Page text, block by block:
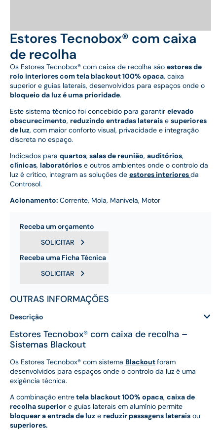
Estores Tecnobox® com caixa
de recolha
Os Estores Tecnobox® com caixa de recolha são estores de
rolo interiores com tela blackout 100% opaca, caixa
superior e guias laterais, desenvolvidos para espaços onde o
bloqueio da luz é uma prioridade.
Este sistema técnico foi concebido para garantir elevado
obscurecimento, reduzindo entradas laterais e superiores
de luz, com maior conforto visual, privacidade e integração
discreta no espaço.
Indicados para quartos, salas de reunião, auditórios,
clínicas, laboratórios e outros ambientes onde o controlo da
luz é crítico, integram as soluções de estores interioresda
Controsol.
Acionamento: Corrente, Mola, Manivela, Motor
Receba um orçamento
SOLICITAR
Receba uma Ficha Técnica
SOLICITAR
OUTRAS INFORMAÇÕES
Descrição
Estores Tecnobox® com caixa de recolha –
Sistemas Blackout
Os Estores Tecnobox® com sistema Blackoutforam
desenvolvidos para espaços onde o controlo da luz é uma
exigência técnica.
A combinação entretela blackout 100% opaca, caixa de
recolha superior e guias laterais em alumínio permite
bloquear a entrada de luz e reduzir passagens laterais ou
superiores.